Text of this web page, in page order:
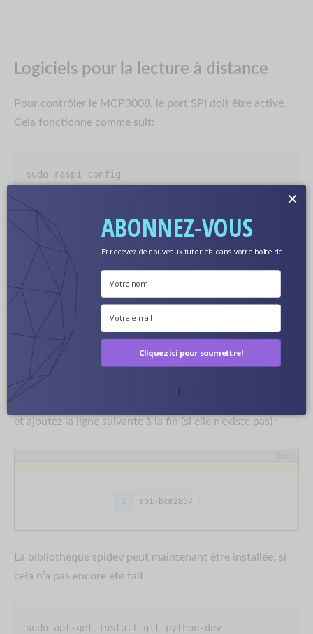
Logiciels pour la lecture à distance
Pour contrôler le MCP3008, le port SPI doit être activé.
Cela fonctionne comme suit:
sudo raspi-config
« 8 Options avancées » -> « A6 SPI » -> « Oui ».
Après cela, vous devez confirmer le redémarrage.
Dans certains cas, le module (spi-bcm2708) doit
également être saisi dans le fichier / etc / modules. Pour
cela, il suffit d’appeler
sudo nano /etc/modules
et ajoutez la ligne suivante à la fin (si elle n’existe pas) :
1 spi - bcm2807
La bibliothèque spidev peut maintenant être installée, si
cela n’a pas encore été fait:
sudo apt-get install git python-dev
ABONNEZ-VOUS
MAINTENANT...
Et recevez de nouveaux tutoriels dans votre boîte de
Cliquez ici pour soumettre!
×